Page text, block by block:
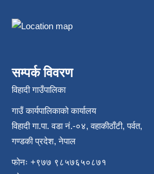
सम्पर्क विवरण
विहादी गाउँपालिका
गाउँ कार्यपालिकाको कार्यालय
विहादी गा.पा. वडा नं.-०४, वहाकीठाँटी, पर्वत,
गण्डकी प्रदेश, नेपाल
फोनः +९७७ ९८५७६५०८७१